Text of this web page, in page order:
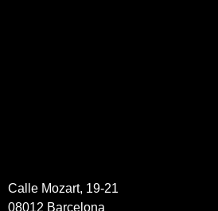
Calle Mozart, 19-21
08012 Barcelona